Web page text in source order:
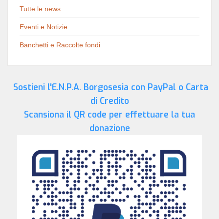
Tutte le news
Eventi e Notizie
Banchetti e Raccolte fondi
Sostieni l'E.N.P.A. Borgosesia con PayPal o Carta
di Credito
Scansiona il QR code per effettuare la tua
donazione